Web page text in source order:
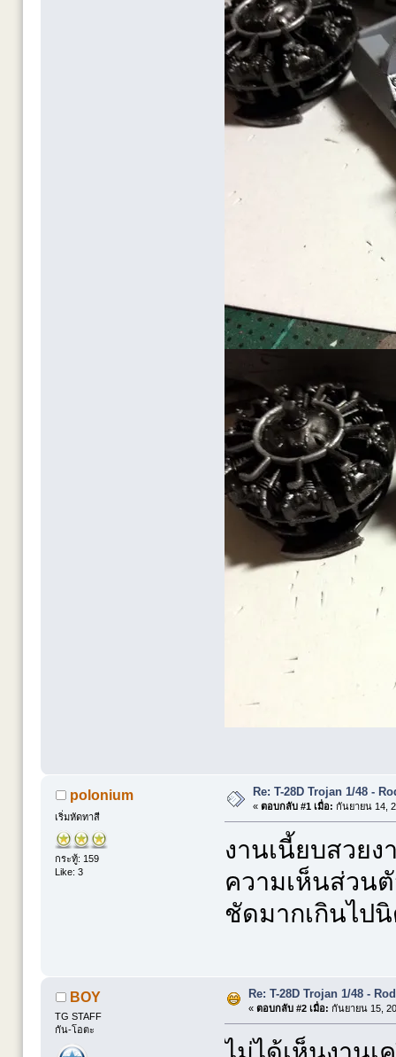
polonium
เริ่มหัดทาสี
กระทู้: 159
Like: 3
Re: T-28D Trojan 1/48 -
« ตอบกลับ #1 เมื่อ: กันยายน 14,
งานเนี้ยบสวย
ความเห็นส่วน
ชัดมากเกินไป
BOY
TG STAFF
กัน-โอตะ
Re: T-28D Trojan 1/48 -
« ตอบกลับ #2 เมื่อ: กันยายน 15,